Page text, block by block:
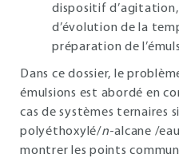
dispositif
d’évolution de la
préparation de
Dans ce dossier, le
émulsions est abordé en
cas de systèmes ternaires
polyéthoxylé/n-alcane /
montrer les points